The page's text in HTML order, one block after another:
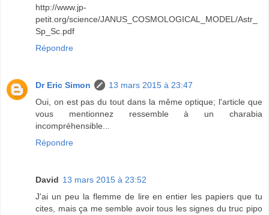
http://www.jp-
petit.org/science/JANUS_COSMOLOGICAL_MODEL/Astr_
Sp_Sc.pdf
Répondre
Dr Eric Simon
13 mars 2015 à 23:47
Oui, on est pas du tout dans la même optique; l'article que
vous mentionnez ressemble à un charabia
incompréhensible...
Répondre
David 13 mars 2015 à 23:52
J'ai un peu la flemme de lire en entier les papiers que tu
cites, mais ça me semble avoir tous les signes du truc pipo